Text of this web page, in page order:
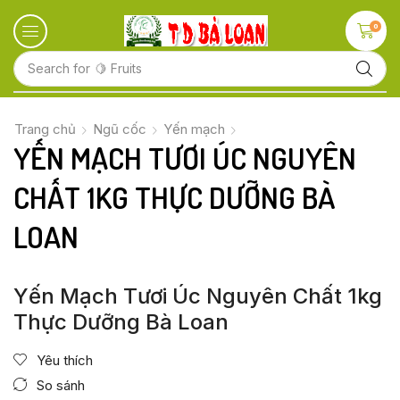
Search for 🍋 Fruits
0
Trang chủ Ngũ cốc Yến mạch
YẾN MẠCH TƯƠI ÚC NGUYÊN
CHẤT 1KG THỰC DƯỠNG BÀ
LOAN
Yến Mạch Tươi Úc Nguyên Chất 1kg
Thực Dưỡng Bà Loan
Yêu thích
So sánh